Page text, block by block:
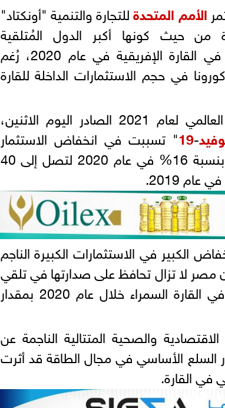
الأمم المتحدةللتجارة والتنمية "أونكتاد"
من حيث كونها أكبر الدول المُتلقية
للاستثمارات الأجنبية المباشرة في القارة الإفريقية في عام 2020، رُغم
في حجم الاستثمارات الداخلة للقارة
وفي تقريرها حول "الاستثمار العالمي لعام 2021 الصادر اليوم الاثنين،
-
19" تسببت في انخفاض الاستثمار
الأجنبي المباشر للقارة السمراء بنسبة 16% في عام 2020 لتصل إلى 40
الكبير في الاستثمارات الكبيرة الناجم
مصر لا تزال تحافظ على صدارتها في تلقي
الاستثمارات الأجنبية المباشرة في القارة السمراء خلال عام 2020 بمقدار
والصحية المتتالية الناجمة عن
السلع الأساسي في مجال الطاقة قد أثرت
في القارة.